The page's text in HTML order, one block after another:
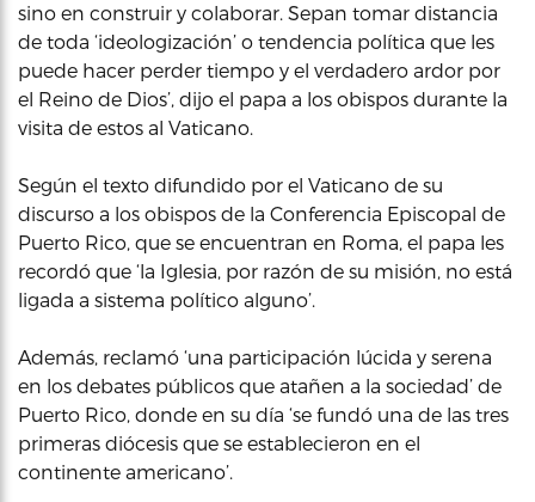
sino en construir y colaborar. Sepan tomar distancia
de toda ‘ideologización’ o tendencia política que les
puede hacer perder tiempo y el verdadero ardor por
el Reino de Dios’, dijo el papa a los obispos durante la
visita de estos al Vaticano.
Según el texto difundido por el Vaticano de su
discurso a los obispos de la Conferencia Episcopal de
Puerto Rico, que se encuentran en Roma, el papa les
recordó que ‘la Iglesia, por razón de su misión, no está
ligada a sistema político alguno’.
Además, reclamó ‘una participación lúcida y serena
en los debates públicos que atañen a la sociedad’ de
Puerto Rico, donde en su día ‘se fundó una de las tres
primeras diócesis que se establecieron en el
continente americano’.